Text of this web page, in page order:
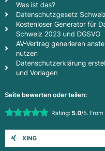
Was ist das?
Datenschutzgesetz
Kostenloser Generator für
Schweiz 2023 und DGSVO
AV-Vertrag generieren
nutzen
Datenschutzerklärung
und Vorlagen
Seite bewerten oder teilen:
Rate this item:Rating: 5.0/5.
XING